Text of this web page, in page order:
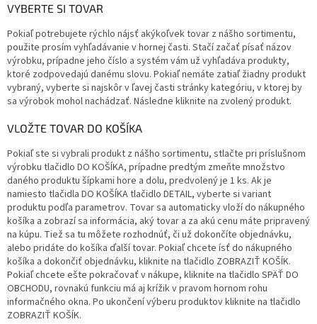
VYBERTE SI TOVAR
Pokiaľ potrebujete rýchlo nájsť akýkoľvek tovar z nášho sortimentu,
použite prosím vyhľadávanie v hornej časti. Stačí začať písať názov
výrobku, prípadne jeho číslo a systém vám už vyhľadáva produkty,
ktoré zodpovedajú danému slovu. Pokiaľ nemáte zatiaľ žiadny produkt
vybraný, vyberte si najskôr v ľavej časti stránky kategóriu, v ktorej by
sa výrobok mohol nachádzať. Následne kliknite na zvolený produkt.
VLOŽTE TOVAR DO KOŠÍKA
Pokiaľ ste si vybrali produkt z nášho sortimentu, stlačte pri príslušnom
výrobku tlačidlo DO KOŠÍKA, prípadne predtým zmeňte množstvo
daného produktu šípkami hore a dolu, predvolený je 1 ks. Ak je
namiesto tlačidla DO KOŠÍKA tlačidlo DETAIL, vyberte si variant
produktu podľa parametrov. Tovar sa automaticky vloží do nákupného
košíka a zobrazí sa informácia, aký tovar a za akú cenu máte pripravený
na kúpu. Tiež sa tu môžete rozhodnúť, či už dokončíte objednávku,
alebo pridáte do košíka ďalší tovar. Pokiaľ chcete ísť do nákupného
košíka a dokončiť objednávku, kliknite na tlačidlo ZOBRAZIŤ KOŠÍK.
Pokiaľ chcete ešte pokračovať v nákupe, kliknite na tlačidlo SPÄŤ DO
OBCHODU, rovnakú funkciu má aj krížik v pravom hornom rohu
informačného okna. Po ukončení výberu produktov kliknite na tlačidlo
ZOBRAZIŤ KOŠÍK.